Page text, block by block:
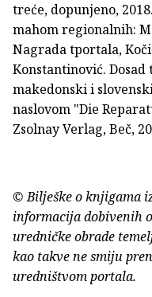
treće, dopunjeno,
mahom regionalnih:
Nagrada tportala,
Konstantinović.
makedonski i
naslovom "Die
Zsolnay Verlag, Beč,
© Bilješke o knjigama
informacija dobivenih
uredničke obrade
kao takve ne smiju
uredništvom portala.